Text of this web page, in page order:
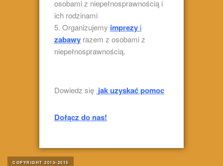
osobami z niepełnosprawnością i
ich rodzinami
Organizujemy imprezy i
zabawy razem z osobami z
niepełnosprawnością.
Dowiedz się jak uzyskać pomoc
Dołącz do nas!
COPYRIGHT 2013-2015